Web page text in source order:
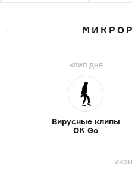
КЛИП ДНЯ
Вирусные клипы
OK Go